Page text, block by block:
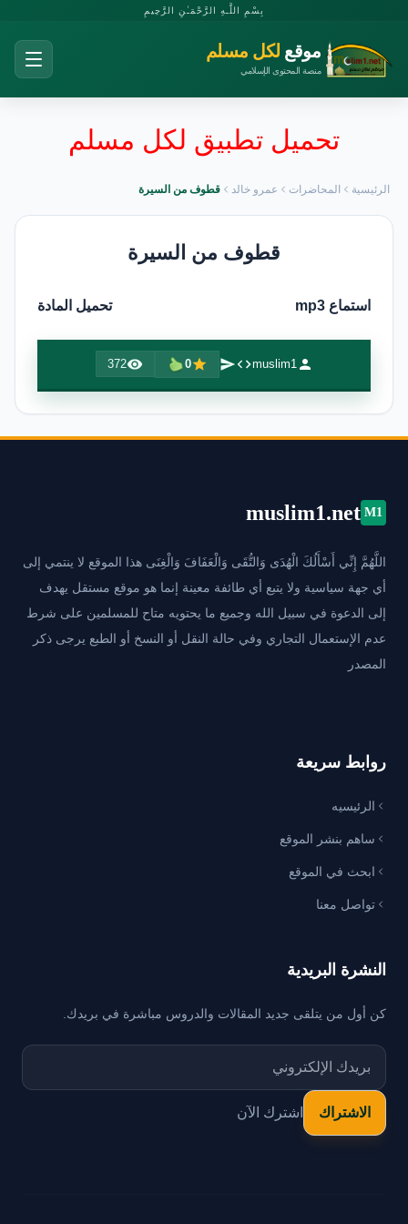
بِسْمِ اللَّـهِ الرَّحْمَـٰنِ الرَّحِيمِ
موقع لكل مسلم
منصة المحتوى الإسلامي
تحميل تطبيق لكل مسلم
الرئيسية المحاضرات عمرو خالد قطوف من السيرة
قطوف من السيرة
استماع mp3 تحميل المادة
muslim1
0
372
M1
muslim1.net
اللَّهُمَّ إِنِّي أَسْأَلُكَ الْهُدَى وَالتُّقَى وَالْعَفَافَ وَالْغِنَى هذا الموقع لا ينتمي إلى
أي جهة سياسية ولا يتبع أي طائفة معينة إنما هو موقع مستقل يهدف
إلى الدعوة في سبيل الله وجميع ما يحتويه متاح للمسلمين على شرط
عدم الإستعمال التجاري وفي حالة النقل أو النسخ أو الطبع يرجى ذكر
المصدر
روابط سريعة
الرئيسيه
ساهم بنشر الموقع
ابحث في الموقع
تواصل معنا
النشرة البريدية
كن أول من يتلقى جديد المقالات والدروس مباشرة في بريدك.
اشترك الآن